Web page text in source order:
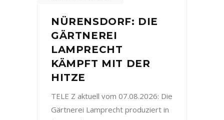
NÜRENSDORF: DIE
GÄRTNEREI
LAMPRECHT
KÄMPFT MIT DER
HITZE
TELE Z aktuell vom 07.08.2026: Die
Gärtnerei Lamprecht produziert in